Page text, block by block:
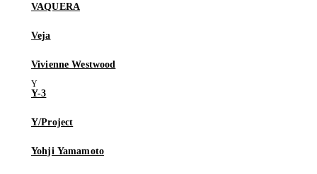
VAQUERA
Veja
Vivienne Westwood
Y-3
Y/Project
Yohji Yamamoto